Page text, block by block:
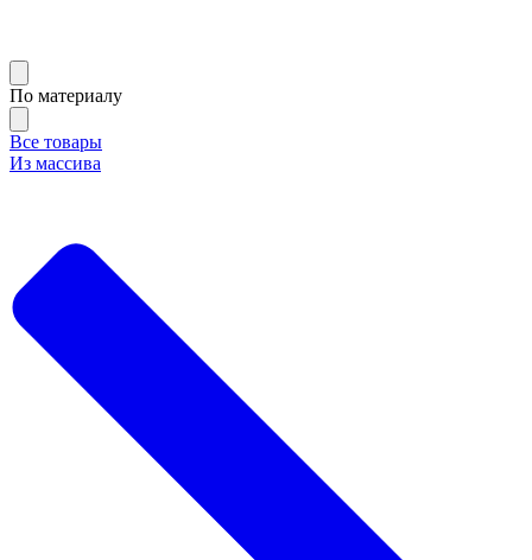
По материалу
Все товары
Из массива